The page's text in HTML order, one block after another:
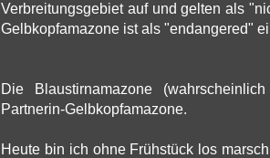
Verbreitungsgebiet auf und gelten als
Gelbkopfamazone ist als "endangered"
Die Blaustirnamazone
Partnerin-Gelbkopfamazone.
Heute bin ich ohne Frühstück los